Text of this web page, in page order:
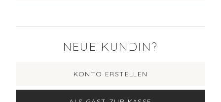
NEUE KUNDIN?
KONTO ERSTELLEN